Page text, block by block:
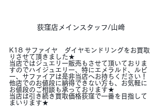
荻窪店メインスタッフ/山﨑
K18 サファイヤ　ダイヤモンドリングをお買取
りさせて頂きました★
当店ではジュエリー販売もさせて頂いておりま
すのでハイジュエリー、特にエメラルド、ルビ
ー、サファイアは是非当店へお持ちください！
他店でのお値段に納得できない方も、お気軽に
お値段のご相談も承っております★
当店は引き続き買取価格荻窪で一番を目指して
まいります★